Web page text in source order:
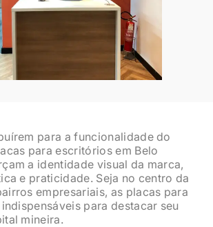
para a funcionalidade do
para escritórios em Belo
a identidade visual da marca,
e praticidade. Seja no centro da
empresariais, as placas para
para destacar seu
mineira.